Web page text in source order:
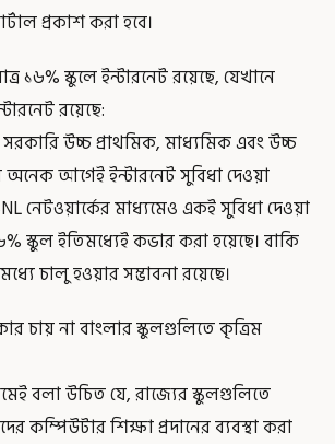
প্রকাশ করা হবে।
১৬% স্কুলে ইন্টারনেট রয়েছে, যেখানে
রয়েছে:
সরকারি উচ্চ প্রাথমিক, মাধ্যমিক এবং উচ্চ
অনেক আগেই ইন্টারনেট সুবিধা দেওয়া
নেটওয়ার্কের মাধ্যমেও একই সুবিধা দেওয়া
স্কুল ইতিমধ্যেই কভার করা হয়েছে। বাকি
চালু হওয়ার সম্ভাবনা রয়েছে।
চায় না বাংলার স্কুলগুলিতে কৃত্রিম
বলা উচিত যে, রাজ্যের স্কুলগুলিতে
কম্পিউটার শিক্ষা প্রদানের ব্যবস্থা করা